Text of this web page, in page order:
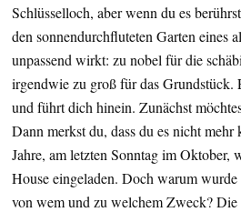
Schlüsselloch, aber wenn du es
den sonnendurchfluteten Garten eines
unpassend wirkt: zu nobel für die
irgendwie zu groß für das Grundstück.
und führt dich hinein. Zunächst
Dann merkst du, dass du es nicht mehr
Jahre, am letzten Sonntag im Oktober,
House eingeladen. Doch warum wurde
von wem und zu welchem Zweck?